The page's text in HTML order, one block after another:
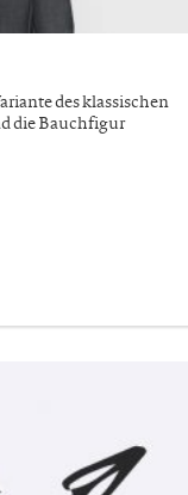
des klassischen
die Bauchfigur